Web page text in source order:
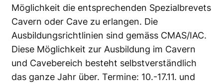
Möglichkeit die entsprechenden Spezialbrevets
Cavern oder Cave zu erlangen. Die
Ausbildungsrichtlinien sind gemäss CMAS/IAC.
Diese Möglichkeit zur Ausbildung im Cavern
und Cavebereich besteht selbstverständlich
das ganze Jahr über. Termine: 10.-17.11. und